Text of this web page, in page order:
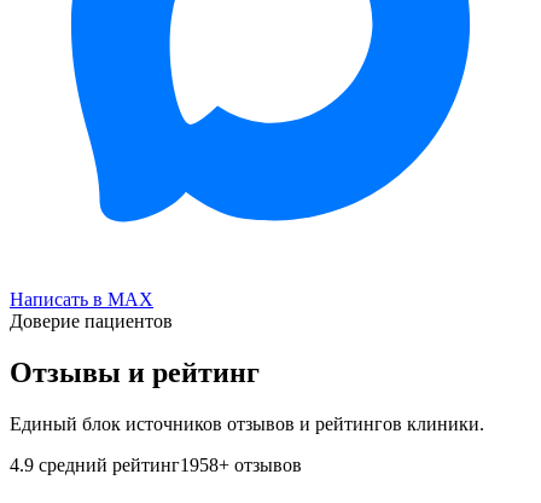
Написать в MAX
Доверие пациентов
Отзывы и рейтинг
Единый блок источников отзывов и рейтингов клиники.
4.9 средний рейтинг1958+ отзывов